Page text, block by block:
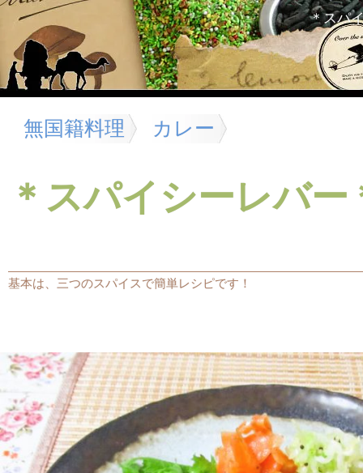
＊スパ
無国籍料理 カレー
＊スパイシーレバー
基本は、三つのスパイスで簡単レシピです！